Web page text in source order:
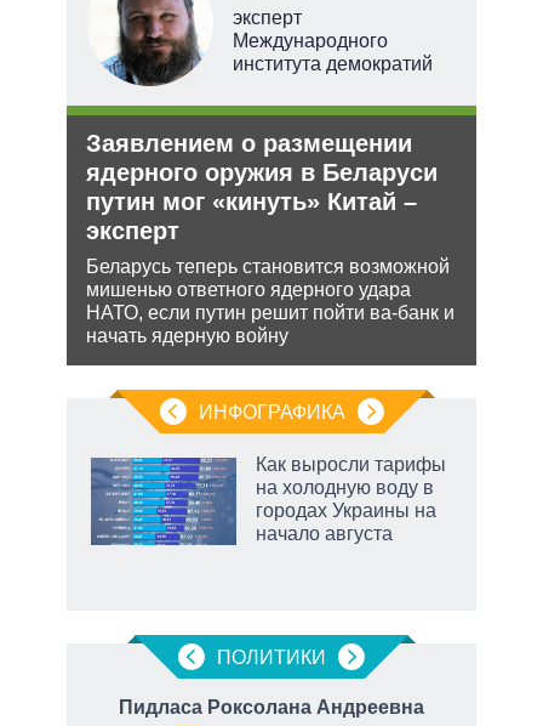
эксперт
Международного
института демократий
Заявлением о размещении
ядерного оружия в Беларуси
путин мог «кинуть» Китай –
эксперт
Беларусь теперь становится возможной
мишенью ответного ядерного удара
НАТО, если путин решит пойти ва-банк и
начать ядерную войну
ИНФОГРАФИКА
Как выросли тарифы
на холодную воду в
городах Украины на
начало августа
ПОЛИТИКИ
Пидласа Роксолана Андреевна